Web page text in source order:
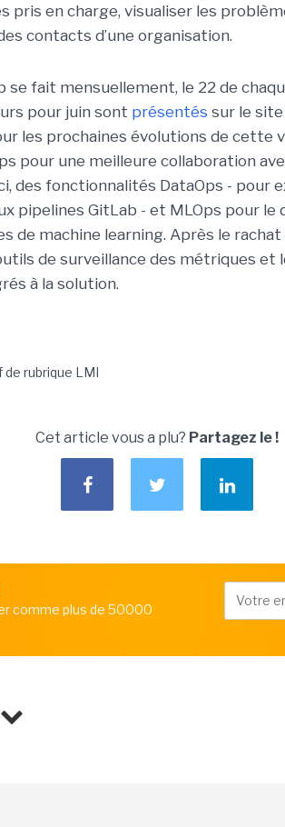
pris en charge, visualiser les
contacts d’une organisation.
se fait mensuellement, le 22 de
pour juin sont présentés sur le
les prochaines évolutions de cette
pour une meilleure collaboration
des fonctionnalités DataOps - pour
pipelines GitLab - et MLOps pour
de machine learning. Après le rachat
de surveillance des métriques
à la solution.
de rubrique LMI
Cet article vous a plu? Partagez le !
comme plus de 50000